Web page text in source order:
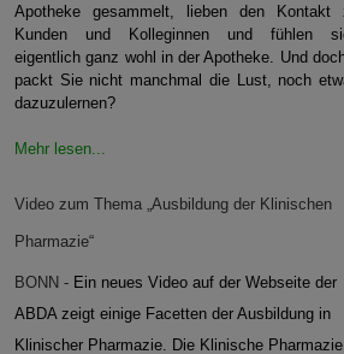
Apotheke gesammelt, lieben den Kontakt
Kunden und Kolleginnen und fühlen
eigentlich ganz wohl in der Apotheke. Und
packt Sie nicht manchmal die Lust, noch
dazuzulernen?
Mehr lesen...
Video zum Thema „Ausbildung der Klinischen
Pharmazie“
BONN - Ein neues Video auf der Webseite der
ABDA zeigt einige Facetten der Ausbildung in
Klinischer Pharmazie. Die Klinische Pharmazie